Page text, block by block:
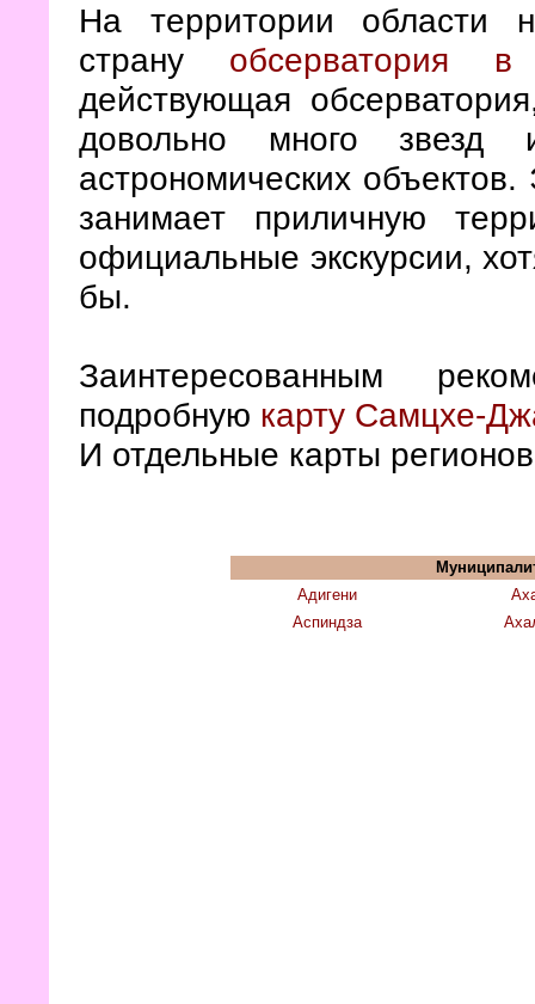
На территории области
страну обсерватория в
действующая
довольно много
астрономических
занимает приличную
официальные экскурсии,
бы.
Заинтересованным
подробную карту Самцхе-
И отдельные карты
Адигени
Аспиндза